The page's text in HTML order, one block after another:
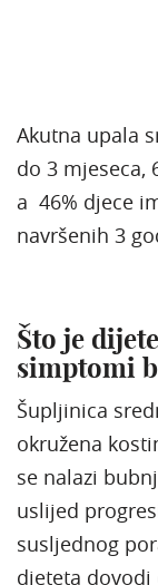
Akutna upala
do 3 mjeseca,
a 46% djece
navršenih 3
Što je
simptomi
Šupljinica
okružena
se nalazi
uslijed
susljednog
djeteta